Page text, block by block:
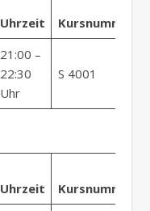
Uhrzeit Kursnummer
21:00 –
22:30
Uhr
S 4001
Uhrzeit Kursnummer